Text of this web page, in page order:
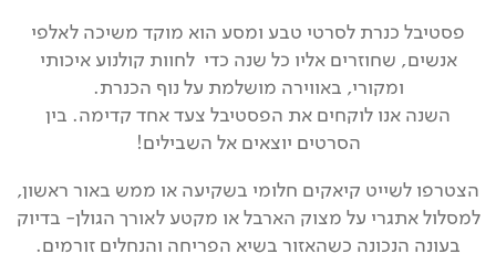
פסטיבל כנרת לסרטי טבע ומסע הוא מוקד משיכה לאלפי
אנשים, שחוזרים אליו כל שנה כדי לחוות קולנוע איכותי
ומקורי, באווירה מושלמת על נוף הכנרת.
השנה אנו לוקחים את הפסטיבל צעד אחד קדימה. בין
הסרטים יוצאים אל השבילים!
הצטרפו לשייט קיאקים חלומי בשקיעה או ממש באור ראשון,
למסלול אתגרי על מצוק הארבל או מקטע לאורך הגולן- בדיוק
בעונה הנכונה כשהאזור בשיא הפריחה והנחלים זורמים.